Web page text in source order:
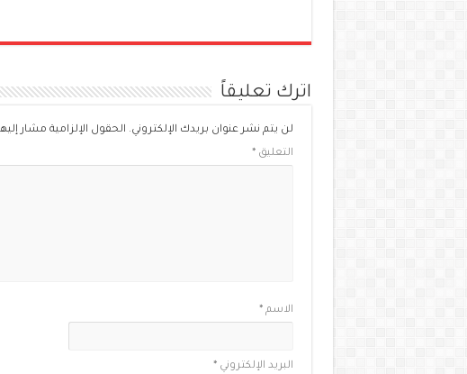
اترك تعليقاً
لن يتم نشر عنوان بريدك الإلكتروني. الحقول الإلزامية مشار
التعليق*
الاسم*
البريد الإلكتروني*